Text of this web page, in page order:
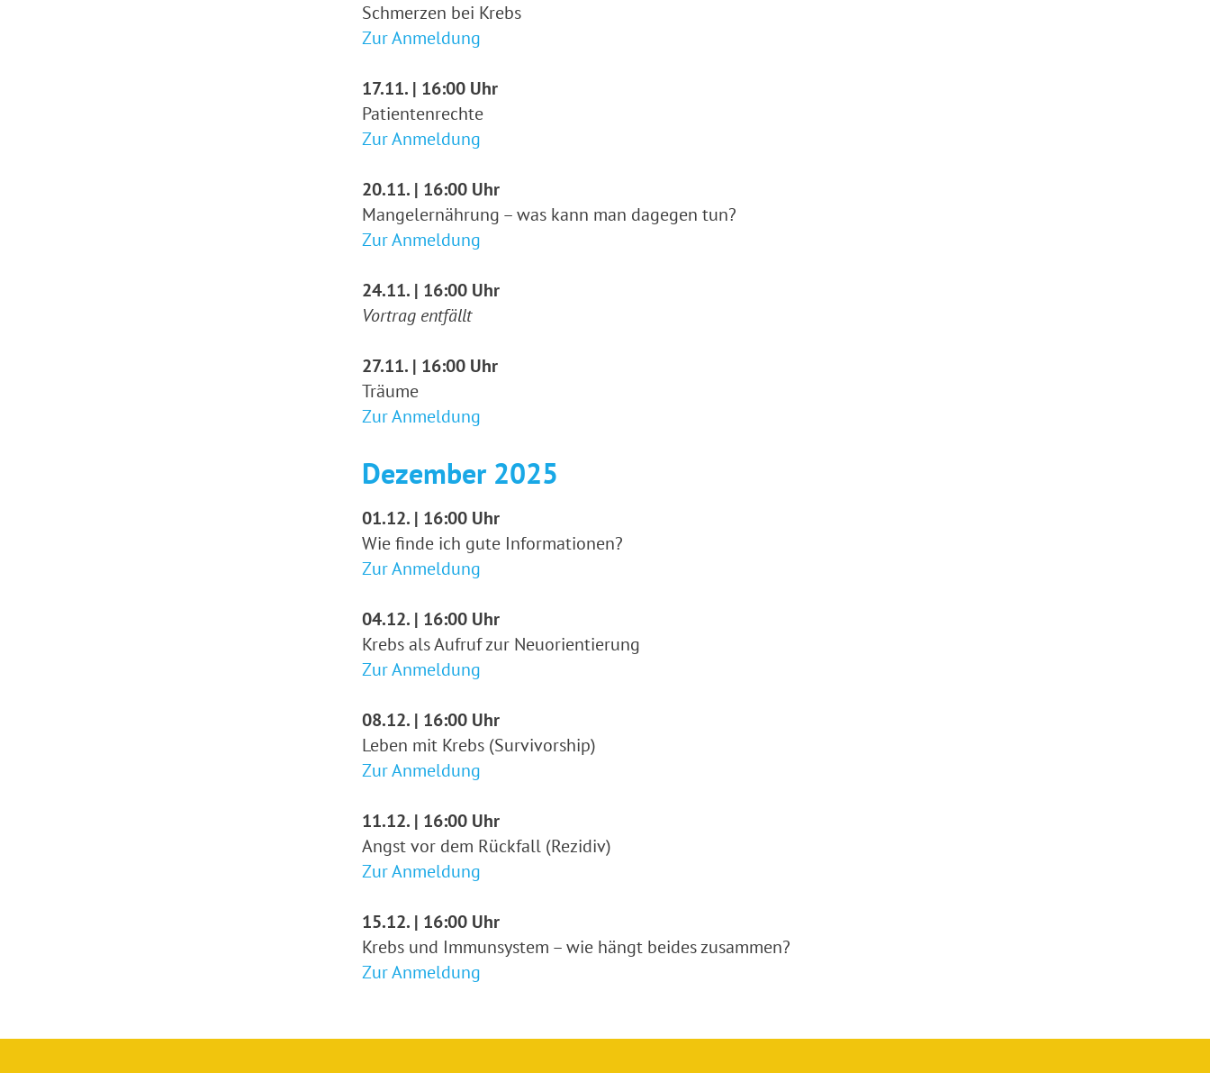
Schmerzen bei Krebs
Zur Anmeldung
17.11. | 16:00 Uhr
Patientenrechte
Zur Anmeldung
20.11. | 16:00 Uhr
Mangelernährung – was kann man dagegen tun?
Zur Anmeldung
24.11. | 16:00 Uhr
Vortrag entfällt
27.11. | 16:00 Uhr
Träume
Zur Anmeldung
Dezember 2025
01.12. | 16:00 Uhr
Wie finde ich gute Informationen?
Zur Anmeldung
04.12. | 16:00 Uhr
Krebs als Aufruf zur Neuorientierung
Zur Anmeldung
08.12. | 16:00 Uhr
Leben mit Krebs (Survivorship)
Zur Anmeldung
11.12. | 16:00 Uhr
Angst vor dem Rückfall (Rezidiv)
Zur Anmeldung
15.12. | 16:00 Uhr
Krebs und Immunsystem – wie hängt beides zusammen?
Zur Anmeldung